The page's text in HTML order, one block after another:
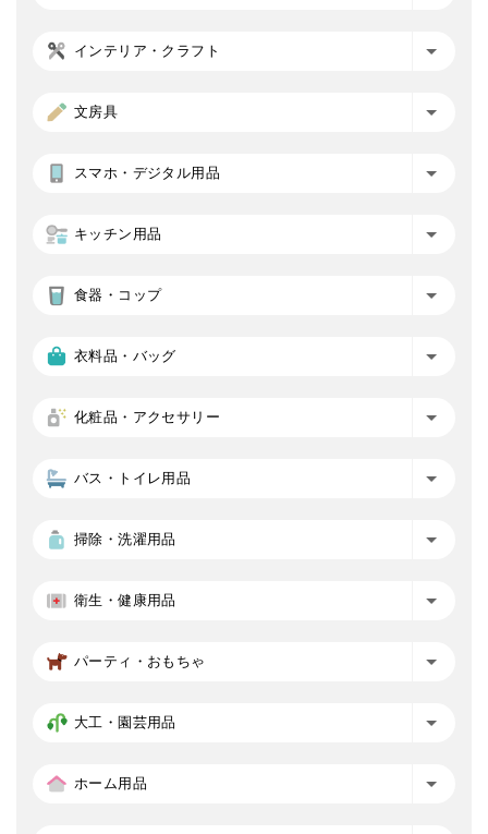
インテリア・クラフト
文房具
スマホ・デジタル用品
キッチン用品
食器・コップ
衣料品・バッグ
化粧品・アクセサリー
バス・トイレ用品
掃除・洗濯用品
衛生・健康用品
パーティ・おもちゃ
大工・園芸用品
ホーム用品